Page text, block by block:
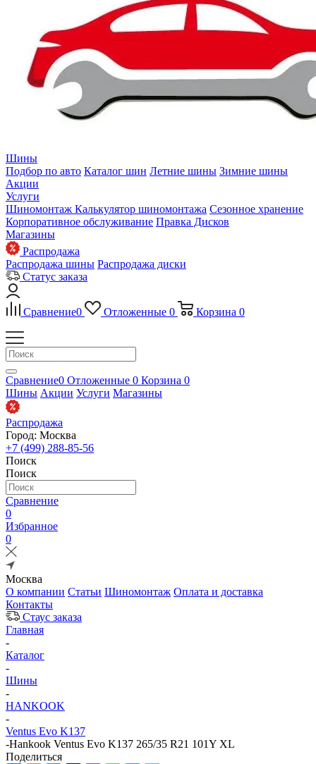
Шины
Подбор по авто Каталог шин Летние шины Зимние шины
Акции
Услуги
Шиномонтаж Калькулятор шиномонтажа Сезонное хранение
Корпоративное обслуживание Правка Дисков
Магазины
Распродажа
Распродажа шины Распродажа диски
Статус заказа
Сравнение0 Отложенные 0 Корзина 0
Сравнение0 Отложенные 0 Корзина 0
Шины Акции Услуги Магазины
Распродажа
Город: Москва
+7 (499) 288-85-56
Поиск
Поиск
Сравнение
0
Избранное
0
Москва
О компании Статьи Шиномонтаж Оплата и доставка
Контакты
Стаус заказа
Главная
-
Каталог
-
Шины
-
HANKOOK
-
Ventus Evo K137
-Hankook Ventus Evo K137 265/35 R21 101Y XL
Поделиться